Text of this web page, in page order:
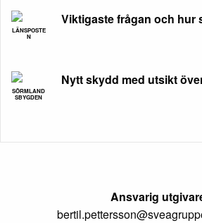
LÄNSPOSTE
N
Viktigaste frågan och hur
SÖRMLAND
SBYGDEN
Nytt skydd med utsikt
Ansvarig